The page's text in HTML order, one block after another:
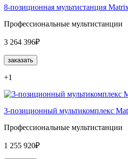
8-позиционная мультистанция
Профессиональные мультистанции
3 264 396₽
заказать
+1
3-позиционный мультикомплекс
Профессиональные мультистанции
1 255 920₽